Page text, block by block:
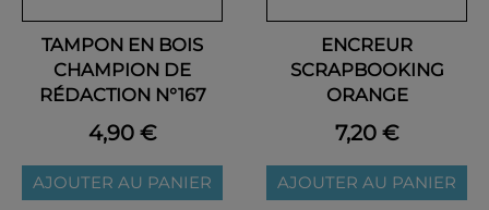
TAMPON EN BOIS
CHAMPION DE
RÉDACTION N°167
4,90 €
AJOUTER AU PANIER
ENCREUR
SCRAPBOOKING
ORANGE
7,20 €
AJOUTER AU PANIER